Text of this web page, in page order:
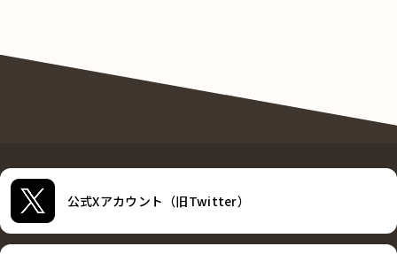
公式Xアカウント（旧Twitter）